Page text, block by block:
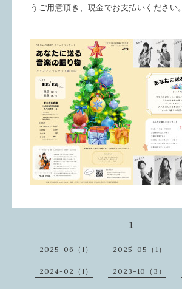
うご用意頂き、現金でお支払いください。
1
2025-06（1） 2025-05（1）
2024-02（1） 2023-10（3）